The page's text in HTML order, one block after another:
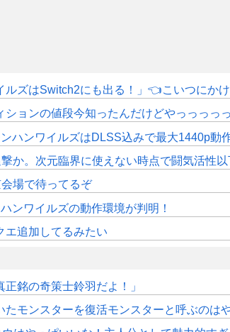
ルズはSwitch2にも出る！」👈こいつにか
ションの値段今知ったんだけどやっっっっ
ハンワイルズはDLSS込みで最大1440p動作
か。次元臨界に使えない時点で闘気活性
場で待ってるぞ
ンワイルズの動作環境が判明！
エ追加してるみたい
銘の奇策士鈴羽だよ！」
モンスターを復活モンスターと呼ぶのは